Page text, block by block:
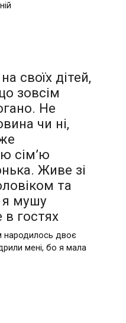
своїх дітей,
зовсім
Не
чи ні,
сім’ю
Живе зі
та
я мушу
в гостях
народилось двоє
мені, бо я мала